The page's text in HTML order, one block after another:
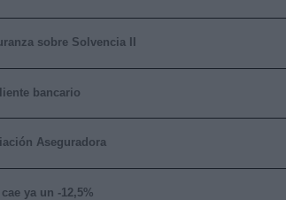
sobre Solvencia II
bancario
Aseguradora
ya un -12,5%